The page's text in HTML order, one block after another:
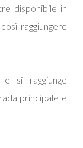
disponibile in
raggiungere
si raggiunge
principale e